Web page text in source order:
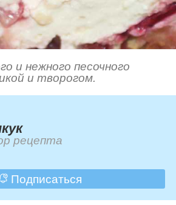
и нежного песочного
и творогом.
рецепта
Подписаться